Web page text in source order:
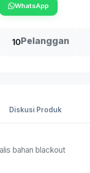
WhatsApp
10Pelanggan
Diskusi Produk
bahan blackout